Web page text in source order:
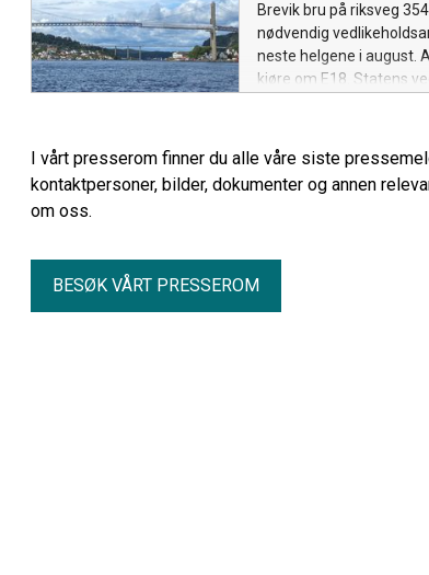
Brevik bru på riksveg
nødvendig
neste helgene i august.
kjøre om E18. Statens
I vårt presserom finner du alle våre siste
kontaktpersoner, bilder, dokumenter og annen
om oss.
BESØK VÅRT PRESSEROM